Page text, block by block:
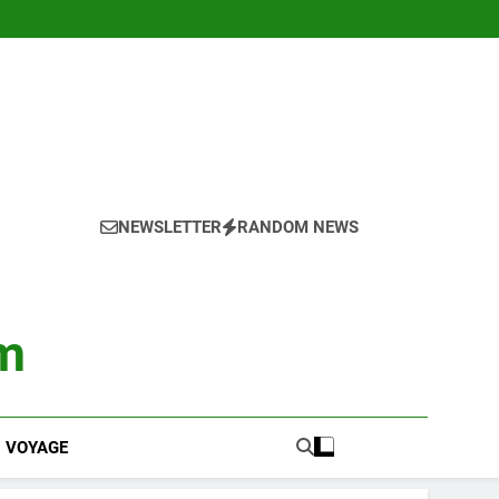
NEWSLETTER RANDOM NEWS
VOYAGE